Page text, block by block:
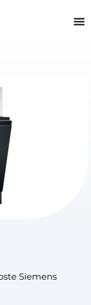
Siemens